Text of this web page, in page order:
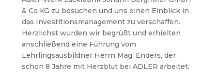
& Co KG zu besuchen und uns einen Einblick in
das Investitionsmanagement zu verschaffen.
Herzlichst wurden wir begrüßt und erhielten
anschließend eine Führung vom
Lehrlingsausbildner Herrn Mag. Enders, der
schon 8 Jahre mit Herzblut bei ADLER arbeitet.